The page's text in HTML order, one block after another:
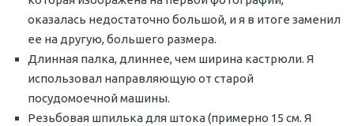
оказалась недостаточно большой, и я в итоге заменил
ее на другую, большего размера.
Длинная палка, длиннее, чем ширина кастрюли. Я
использовал направляющую от старой
посудомоечной машины.
Резьбовая шпилька для штока (примерно 15 см. Я